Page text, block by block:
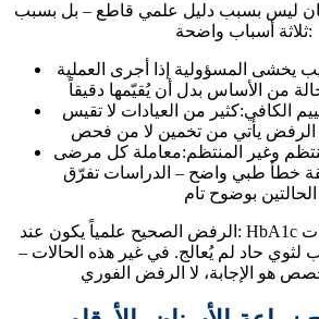
ليس بسبب دليل علمي قاطع – بل بسبب
ثلاثة أسباب واضحة:
يخشى المسؤولية إذا أجرى العملية
الكافي:كثير من العيادات لا تقيس HbA1c قبل
وغير المنتظم:معاملة كل مرضى
خطأ طبي واضح – الدراسات تفرّق
لثوي حاد لم يُعالج. في غير هذه الحالات –